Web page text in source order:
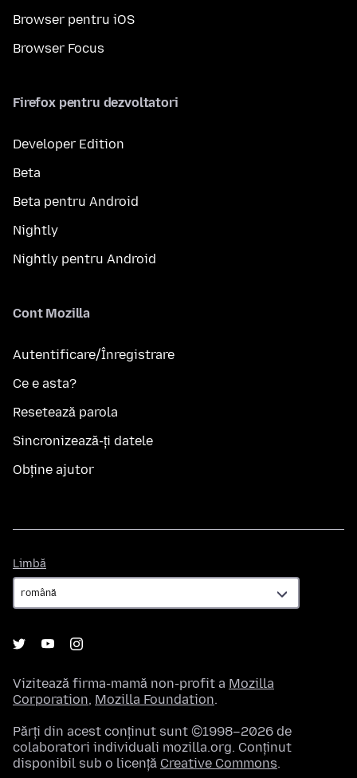
Browser pentru iOS
Browser Focus
Firefox pentru dezvoltatori
Developer Edition
Beta
Beta pentru Android
Nightly
Nightly pentru Android
Cont Mozilla
Autentificare/Înregistrare
Ce e asta?
Resetează parola
Sincronizează-ți datele
Obține ajutor
Limbă
Vizitează firma-mamă non-profit a Mozilla
Corporation, Mozilla Foundation.
Părți din acest conținut sunt ©1998–2026 de
colaboratori individuali mozilla.org. Conținut
disponibil sub o licență Creative Commons.